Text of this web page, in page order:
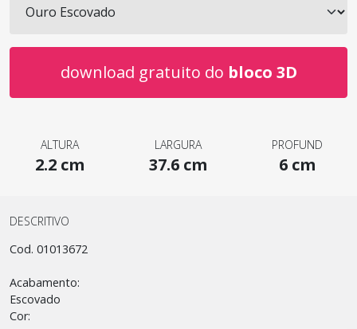
download gratuito do bloco 3D
ALTURA
2.2 cm
LARGURA
37.6 cm
PROFUND
6 cm
DESCRITIVO
Cod. 01013672
Acabamento:
Escovado
Cor: